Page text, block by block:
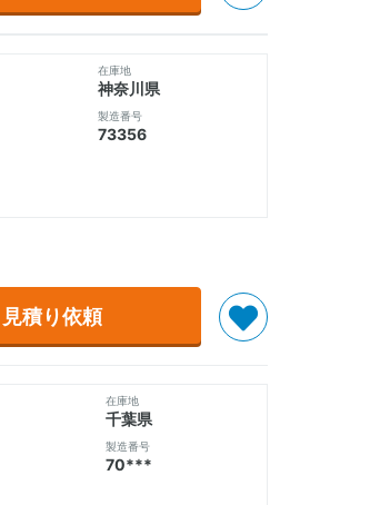
在庫地
神奈川県
製造番号
73356
見積り依頼
在庫地
千葉県
製造番号
70***